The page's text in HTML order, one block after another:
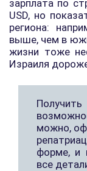
зарплата по
USD, но
региона:
выше, чем в
жизни тоже
Израиля
можно,
форме, и
все